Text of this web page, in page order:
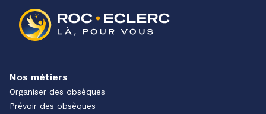
Nos métiers
Organiser des obsèques
Prévoir des obsèques